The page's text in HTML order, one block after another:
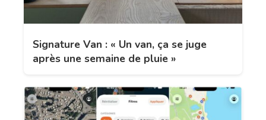
Signature Van : « Un van, ça se juge
après une semaine de pluie »